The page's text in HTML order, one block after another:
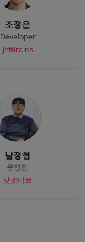
조정은
Developer
JetBrains
남정현
운영진
닷넷데브